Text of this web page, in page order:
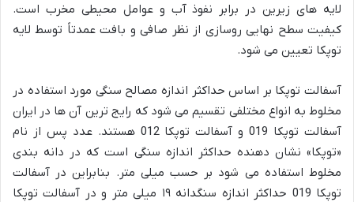
لایه های زیرین در برابر نفوذ آب و عوامل محیطی مخرب است.
کیفیت سطح نهایی روسازی از نظر صافی و بافت عمدتاً توسط لایه
توپکا تعیین می شود.
آسفالت توپکا بر اساس حداکثر اندازه مصالح سنگی مورد استفاده در
مخلوط به انواع مختلفی تقسیم می شود که رایج ترین آن ها در ایران
آسفالت توپکا 019 و آسفالت توپکا 012 هستند. عدد پس از نام
«توپکا» نشان دهنده حداکثر اندازه سنگی است که در دانه بندی
مخلوط استفاده می شود بر حسب میلی متر. بنابراین در آسفالت
توپکا 019 حداکثر اندازه سنگدانه ۱۹ میلی متر و در آسفالت توپکا